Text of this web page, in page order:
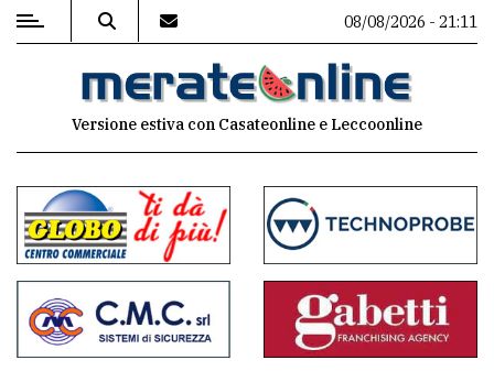
MENU
commenti
Contenuti
del
sito
08/08/2026 - 21:11
Versione estiva con Casateonline e Leccoonline